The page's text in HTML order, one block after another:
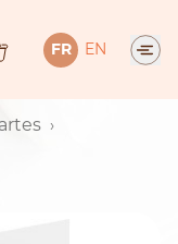
FR EN